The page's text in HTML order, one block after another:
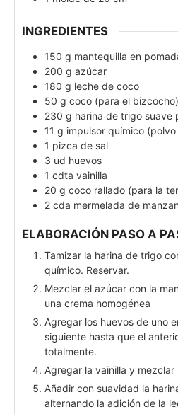
INGREDIENTES
150 g mantequilla en
200 g azúcar
180 g leche de coco
50 g coco (para el bizcocho)
230 g harina de trigo suave
11 g impulsor químico
1 pizca de sal
3 ud huevos
1 cdta vainilla
20 g coco rallado (para la
2 cda mermelada de
ELABORACIÓN PASO A
Tamizar la harina de trigo
químico. Reservar.
Mezclar el azúcar con la
una crema homogénea
Agregar los huevos de uno
siguiente hasta que el
totalmente.
Agregar la vainilla y mezclar
Añadir con suavidad la
alternando la adición de la